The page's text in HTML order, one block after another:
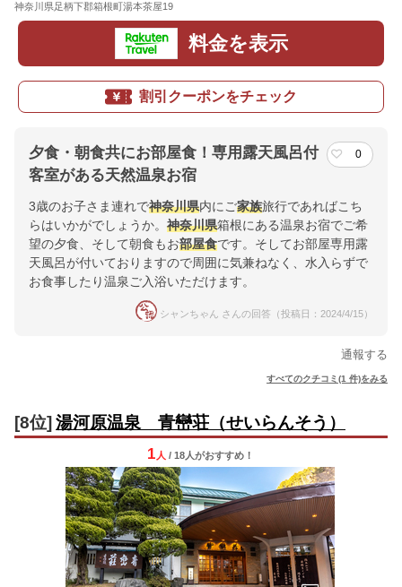
神奈川県足柄下郡箱根町湯本茶屋19
料金を表示
割引クーポンをチェック
夕食・朝食共にお部屋食！専用露天風呂付
客室がある天然温泉お宿
0
3歳のお子さま連れで神奈川県内にご家族旅行であればこち
らはいかがでしょうか。 神奈川県箱根にある温泉お宿でご希
望の夕食、そして朝食もお部屋食です。そしてお部屋専用露
天風呂が付いておりますので周囲に気兼ねなく、水入らずで
お食事したり温泉ご入浴いただけます。
シャンちゃん さんの回答（投稿日：2024/4/15）
通報する
すべてのクチコミ(1 件)をみる
[8位] 湯河原温泉 青巒荘（せいらんそう）
1 人 / 18人がおすすめ！